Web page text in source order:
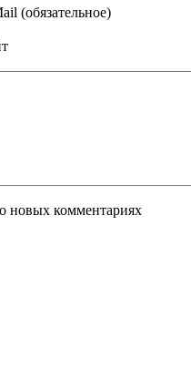
(обязательное)
новых комментариях